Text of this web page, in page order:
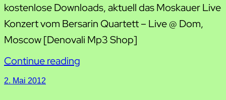
kostenlose Downloads, aktuell das Moskauer Live
Konzert vom Bersarin Quartett – Live @ Dom,
Moscow [Denovali Mp3 Shop]
Continue reading
2. Mai 2012